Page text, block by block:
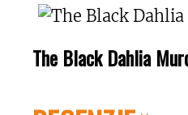
The Black Dahlia